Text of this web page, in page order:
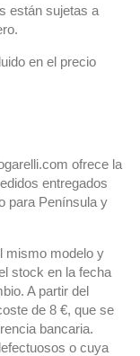
están sujetas a
en el precio
ofrece la
entregados
para Península y
mismo modelo y
stock en la fecha
A partir del
de 8 €, que se
bancaria.
o cuya